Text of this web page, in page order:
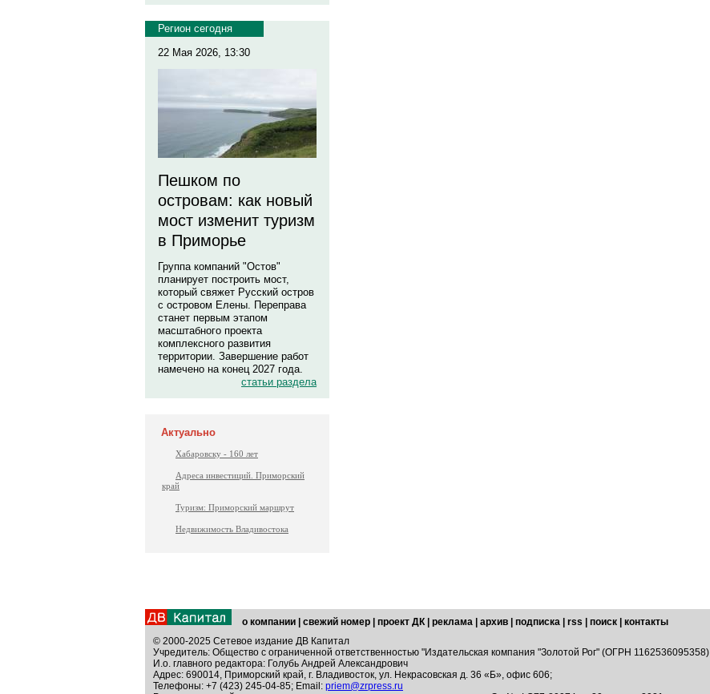
Регион сегодня
22 Мая 2026, 13:30
Пешком по
островам: как новый
мост изменит туризм
в Приморье
Группа компаний "Остов"
планирует построить мост,
который свяжет Русский остров
с островом Елены. Переправа
станет первым этапом
масштабного проекта
комплексного развития
территории. Завершение работ
намечено на конец 2027 года.
статьи раздела
Актуально
Хабаровску - 160 лет
Адреса инвестиций. Приморский
край
Туризм: Приморский маршрут
Недвижимость Владивостока
о компании свежий номер проект ДК реклама архив подписка rss поиск
контакты
© 2000-2025 Сетевое издание ДВ Капитал
Учредитель: Общество с ограниченной ответственностью "Издательская компания "Золотой Рог" (ОГРН 1162536095358)
И.о. главного редактора: Голубь Андрей Александрович
Адрес: 690014, Приморский край, г. Владивосток, ул. Некрасовская д. 36 «Б», офис 606;
Телефоны: +7 (423) 245-04-85; Email: priem@zrpress.ru